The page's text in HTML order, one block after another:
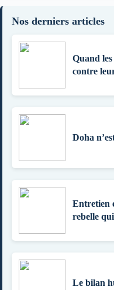
Nos derniers articles
Quand
contre
Doha
Entretien
rebelle
Le bilan